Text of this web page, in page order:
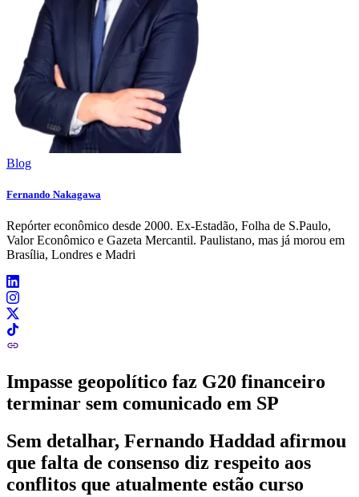
Blog
Fernando Nakagawa
Repórter econômico desde 2000. Ex-Estadão, Folha de S.Paulo,
Valor Econômico e Gazeta Mercantil. Paulistano, mas já morou em
Brasília, Londres e Madri
Impasse geopolítico faz G20 financeiro
terminar sem comunicado em SP
Sem detalhar, Fernando Haddad afirmou
que falta de consenso diz respeito aos
conflitos que atualmente estão curso